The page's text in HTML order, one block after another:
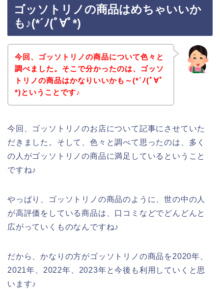
ゴッソトリノの商品はめちゃいいか
も♪(*´ﾉ(ﾟ∀ﾟ*)
今回、ゴッソトリノの商品について色々と
調べました。そこで分かったのは、ゴッソ
トリノの商品はかなりいいかも～(*´ﾉ(ﾟ∀ﾟ
*)ということです♪
今回、ゴッソトリノのお店について記事にさせていた
だきました。そして、色々と調べて思ったのは、多く
の人がゴッソトリノの商品に満足しているということ
ですね♪
やっぱり、ゴッソトリノの商品のように、世の中の人
が高評価をしている商品は、口コミなどでどんどんと
広がっていくものなんですね♪
だから、かなりの方がゴッソトリノの商品を2020年、
2021年、2022年、2023年と今後も利用していくと思
います♪